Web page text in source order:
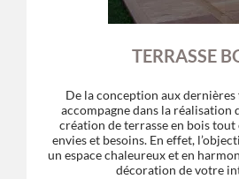
TERRASSE
De la conception aux
accompagne dans la réalisation
création de terrasse en bois tout
envies et besoins. En effet,
un espace chaleureux et en
décoration de votre